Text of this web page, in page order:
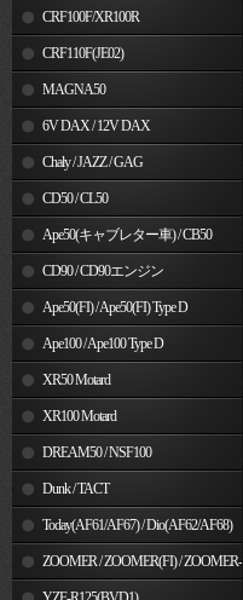
CRF100F/XR100R
CRF110F(JE02)
MAGNA50
6V DAX / 12V DAX
Chaly / JAZZ / GAG
CD50 / CL50
Ape50(キャブレター車) / CB50
CD90 / CD90エンジン
Ape50(FI) / Ape50(FI) Type D
Ape100 / Ape100 Type D
XR50 Motard
XR100 Motard
DREAM50 / NSF100
Dunk / TACT
Today(AF61/AF67) / Dio(AF62/AF68)
ZOOMER / ZOOMER(FI) / ZOOMER-